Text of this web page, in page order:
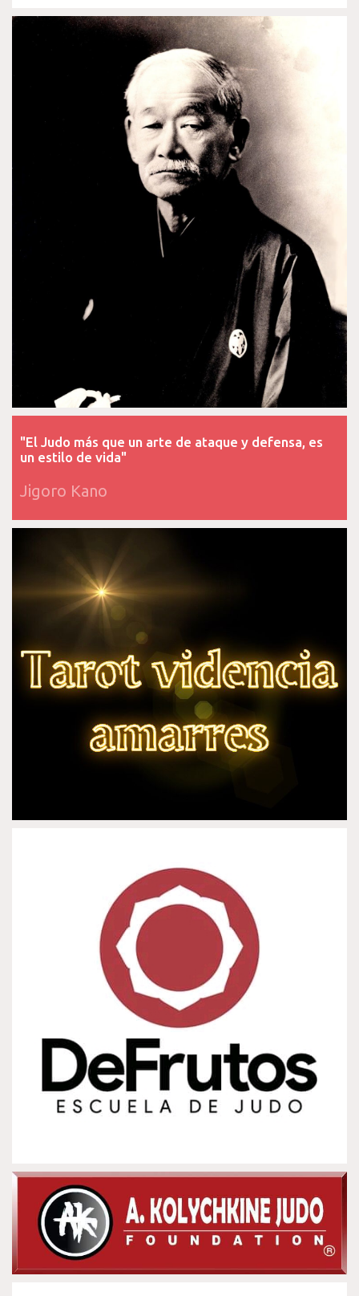
"El Judo más que un arte de ataque y defensa, es
un estilo de vida"
Jigoro Kano